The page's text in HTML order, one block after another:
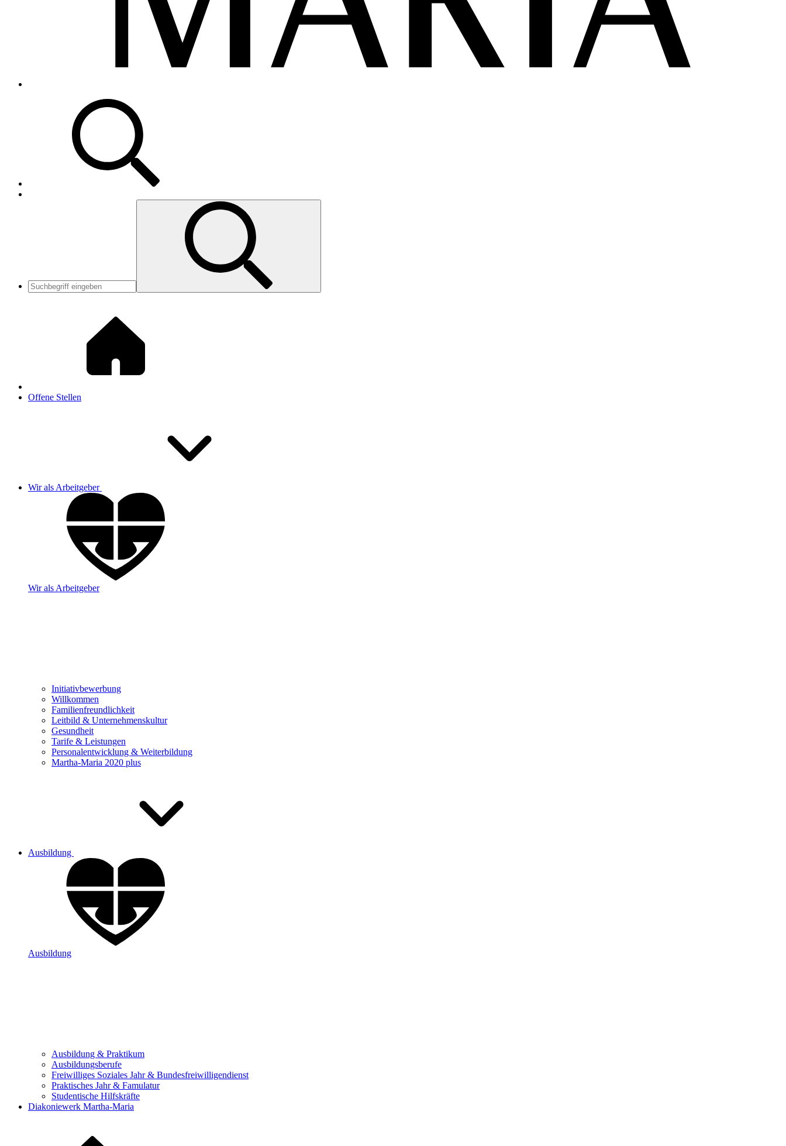
Offene Stellen
Wir als Arbeitgeber
Wir als Arbeitgeber
Initiativbewerbung
Willkommen
Familienfreundlichkeit
Leitbild & Unternehmenskultur
Gesundheit
Tarife & Leistungen
Personalentwicklung & Weiterbildung
Martha-Maria 2020 plus
Ausbildung
Ausbildung
Ausbildung & Praktikum
Ausbildungsberufe
Freiwilliges Soziales Jahr & Bundesfreiwilligendienst
Praktisches Jahr & Famulatur
Studentische Hilfskräfte
Diakoniewerk Martha-Maria